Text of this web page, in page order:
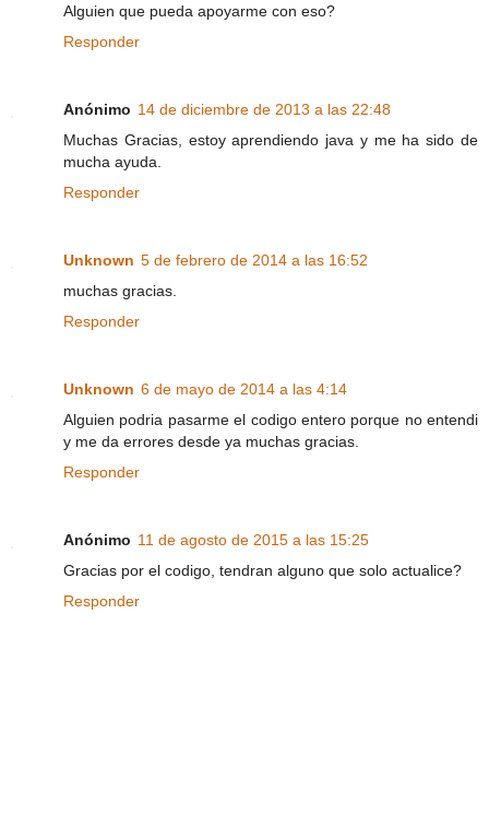
Alguien que pueda apoyarme con eso?
Responder
Anónimo 14 de diciembre de 2013 a las 22:48
Muchas Gracias, estoy aprendiendo java y me ha sido de
mucha ayuda.
Responder
Unknown 5 de febrero de 2014 a las 16:52
muchas gracias.
Responder
Unknown 6 de mayo de 2014 a las 4:14
Alguien podria pasarme el codigo entero porque no entendi
y me da errores desde ya muchas gracias.
Responder
Anónimo 11 de agosto de 2015 a las 15:25
Gracias por el codigo, tendran alguno que solo actualice?
Responder